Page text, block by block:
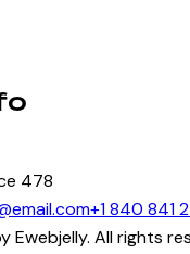
478
+1 840 841
Ewebjelly. All rights